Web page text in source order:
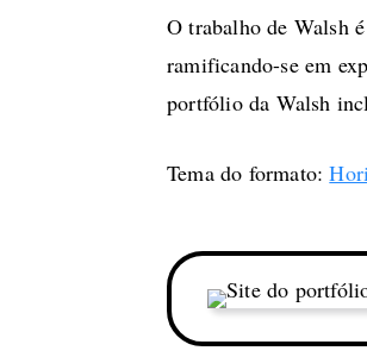
O trabalho de Walsh
ramificando-se em
portfólio da Walsh
Tema do formato: